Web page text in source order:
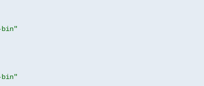
bin"
bin"